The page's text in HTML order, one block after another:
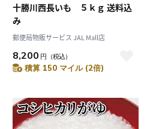
十勝川西長いも ５ｋｇ 送料込
み
郵便局物販サービス JAL Mall店
8,200 円 （税込）
積算 150 マイル (2倍)